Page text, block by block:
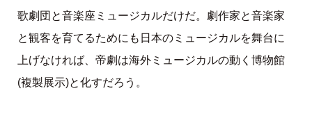
歌劇団と音楽座ミュージカルだけだ。劇作家と音楽家
と観客を育てるためにも日本のミュージカルを舞台に
上げなければ、帝劇は海外ミュージカルの動く博物館
(複製展示)と化すだろう。